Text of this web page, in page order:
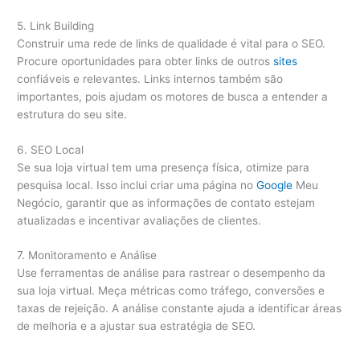
5. Link Building
Construir uma rede de links de qualidade é vital para o SEO.
Procure oportunidades para obter links de outrossites
confiáveis e relevantes. Links internos também são
importantes, pois ajudam os motores de busca a entender a
estrutura do seu site.
6. SEO Local
Se sua loja virtual tem uma presença física, otimize para
pesquisa local. Isso inclui criar uma página noGoogle Meu
Negócio, garantir que as informações de contato estejam
atualizadas e incentivar avaliações de clientes.
7. Monitoramento e Análise
Use ferramentas de análise para rastrear o desempenho da
sua loja virtual. Meça métricas como tráfego, conversões e
taxas de rejeição. A análise constante ajuda a identificar áreas
de melhoria e a ajustar sua estratégia de SEO.